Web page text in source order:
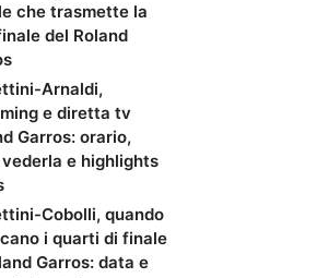
che trasmette la
del Roland
Arnaldi,
e diretta tv
Garros: orario,
e highlights
Cobolli, quando
i quarti di finale
Garros: data e